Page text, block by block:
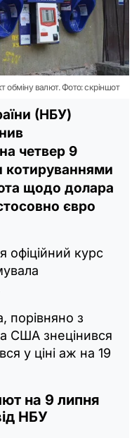
обміну валют. Фото: скріншот
(НБУ)
четвер 9
котируваннями
щодо долара
євро
офіційний курс
порівняно з
США знецінився
у ціні аж на 19
на 9 липня
НБУ